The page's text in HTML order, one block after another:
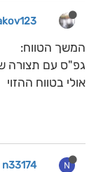
המשך הטווח:
גפ"ס עם תצורה
אולי בטווח ההזוי
N
n33174